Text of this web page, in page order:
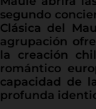
segundo
Clásica del
agrupación
la creación
romántico
capacidad de
profunda